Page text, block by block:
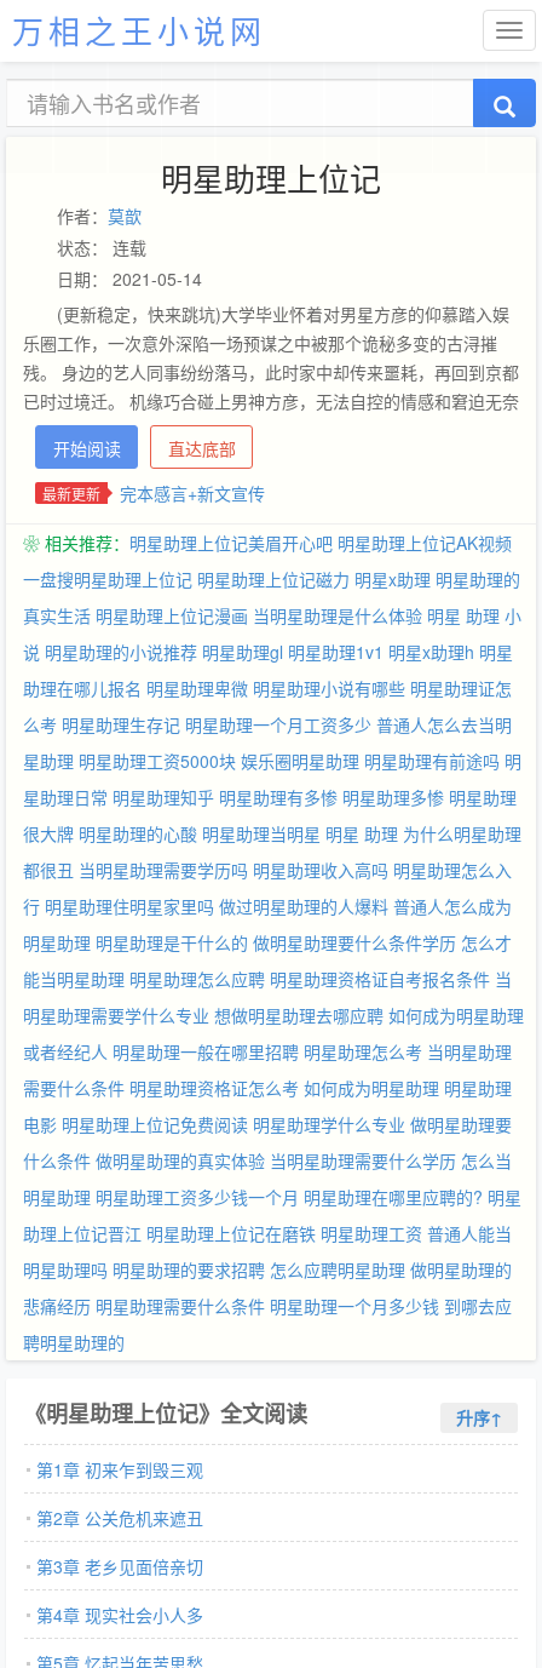
万相之王小说网
明星助理上位记
作者： 莫歆
状态： 连载
日期： 2021-05-14
(更新稳定，快来跳坑)大学毕业怀着对男星方彦的仰慕踏入娱
乐圈工作，一次意外深陷一场预谋之中被那个诡秘多变的古浔摧
残。 身边的艺人同事纷纷落马，此时家中却传来噩耗，再回到京都
已时过境迁。 机缘巧合碰上男神方彦，无法自控的情感和窘迫无奈
的生活让我答应交换条件从此死心塌地跟着他。 然而对于一段终得
不到回应的感情我付出了全部，却在他的身上学会了手段、计谋，
从而发现了一个惊天的秘密，把所有的意外全部串联。 就在我以为
了我整个人生轨迹，我用血的磨难换来放手一搏的机会。 走过，累
过，哭过，才会成长；痛苦过，悲伤过，寂寞过，才会飞翔。 且看
一个没心没肺的逗逼女如何羽化成蝶… 欢迎开启：0213_1408569
6269
开始阅读 直达底部
最新更新 完本感言+新文宣传
❀ 相关推荐： 明星助理上位记美眉开心吧 明星助理上位记AK视频
一盘搜明星助理上位记 明星助理上位记磁力 明星x助理 明星助理的
真实生活 明星助理上位记漫画 当明星助理是什么体验 明星 助理 小
说 明星助理的小说推荐 明星助理gl 明星助理1v1 明星x助理h 明星
助理在哪儿报名 明星助理卑微 明星助理小说有哪些 明星助理证怎
么考 明星助理生存记 明星助理一个月工资多少 普通人怎么去当明
星助理 明星助理工资5000块 娱乐圈明星助理 明星助理有前途吗 明
星助理日常 明星助理知乎 明星助理有多惨 明星助理多惨 明星助理
很大牌 明星助理的心酸 明星助理当明星 明星 助理 为什么明星助理
都很丑 当明星助理需要学历吗 明星助理收入高吗 明星助理怎么入
行 明星助理住明星家里吗 做过明星助理的人爆料 普通人怎么成为
明星助理 明星助理是干什么的 做明星助理要什么条件学历 怎么才
能当明星助理 明星助理怎么应聘 明星助理资格证自考报名条件 当
明星助理需要学什么专业 想做明星助理去哪应聘 如何成为明星助理
或者经纪人 明星助理一般在哪里招聘 明星助理怎么考 当明星助理
需要什么条件 明星助理资格证怎么考 如何成为明星助理 明星助理
电影 明星助理上位记免费阅读 明星助理学什么专业 做明星助理要
什么条件 做明星助理的真实体验 当明星助理需要什么学历 怎么当
明星助理 明星助理工资多少钱一个月 明星助理在哪里应聘的? 明星
助理上位记晋江 明星助理上位记在磨铁 明星助理工资 普通人能当
明星助理吗 明星助理的要求招聘 怎么应聘明星助理 做明星助理的
悲痛经历 明星助理需要什么条件 明星助理一个月多少钱 到哪去应
聘明星助理的
《明星助理上位记》全文阅读 升序↑
第1章 初来乍到毁三观
第2章 公关危机来遮丑
第3章 老乡见面倍亲切
第4章 现实社会小人多
第5章 忆起当年苦思愁